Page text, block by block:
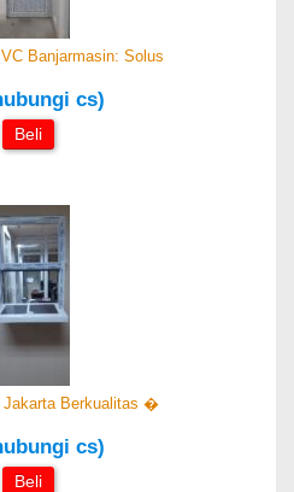
Banjarmasin: Solus
cs)
Beli
Jakarta Berkualitas �
cs)
Beli